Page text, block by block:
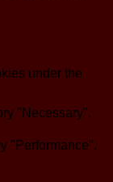
under the
"Necessary".
"Performance".